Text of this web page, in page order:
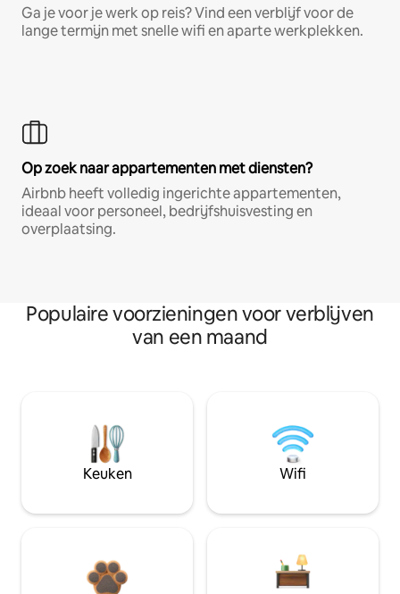
Ga je voor je werk op reis? Vind een verblijf voor de
lange termijn met snelle wifi en aparte werkplekken.
Op zoek naar appartementen met diensten?
Airbnb heeft volledig ingerichte appartementen,
ideaal voor personeel, bedrijfshuisvesting en
overplaatsing.
Populaire voorzieningen voor verblijven
van een maand
Keuken Wifi